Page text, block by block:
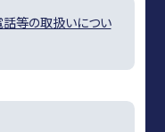
話等の取扱いについ